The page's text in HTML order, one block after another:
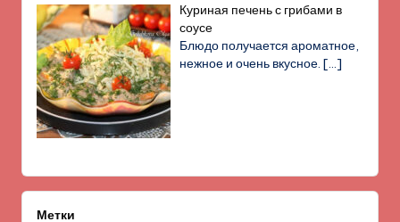
Куриная печень с грибами в
соусе
Блюдо получается ароматное,
нежное и очень вкусное.[…]
Метки